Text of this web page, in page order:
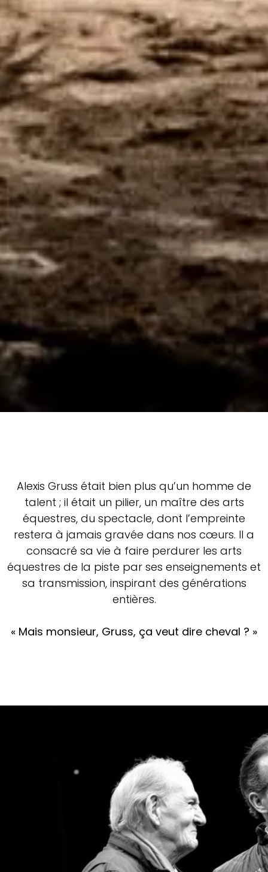
Alexis Gruss était bien plus qu’un homme de
talent ; il était un pilier, un maître des arts
équestres, du spectacle, dont l’empreinte
restera à jamais gravée dans nos cœurs. Il a
consacré sa vie à faire perdurer les arts
équestres de la piste par ses enseignements et
sa transmission, inspirant des générations
entières.
« Mais monsieur, Gruss, ça veut dire cheval ? »